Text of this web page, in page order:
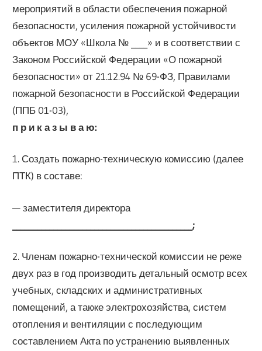
мероприятий в области обеспечения пожарной
безопасности, усиления пожарной устойчивости
объектов МОУ «Школа № ____» и в соответствии с
Законом Российской Федерации «О пожарной
безопасности» от 21.12.94 № 69-ФЗ, Правилами
пожарной безопасности в Российской Федерации
(ППБ 01-03),
п р и к а з ы в а ю:
1. Создать пожарно-техническую комиссию (далее
ПТК) в составе:
— заместителя директора
____________________________________________;
2. Членам пожарно-технической комиссии не реже
двух раз в год производить детальный осмотр всех
учебных, складских и административных
помещений, а также электрохозяйства, систем
отопления и вентиляции с последующим
составлением Акта по устранению выявленных